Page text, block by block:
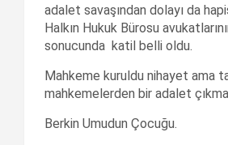
adalet savaşından dolayı da
Halkın Hukuk Bürosu
sonucunda katil belli oldu.
Mahkeme kuruldu nihayet ama
mahkemelerden bir adalet
Berkin Umudun Çocuğu.